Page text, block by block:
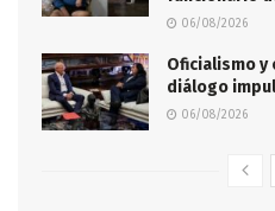
06/08/2026
Oficialismo y
diálogo
06/08/2026